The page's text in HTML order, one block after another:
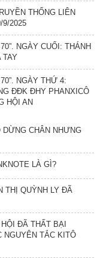
THỐNG LIÊN
9/2025
NGÀY CUỐI: THÁNH
TAY
NGÀY THỨ 4:
ĐĐK ĐHY PHANXICÔ
HỘI AN
DỪNG CHÂN NHƯNG
LÀ GÌ?
THỊ QUỲNH LY ĐÃ
ĐÃ THẤT BẠI
NGUYÊN TẮC KITÔ